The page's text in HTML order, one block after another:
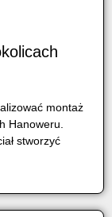
montaż
Hanoweru.
stworzyć